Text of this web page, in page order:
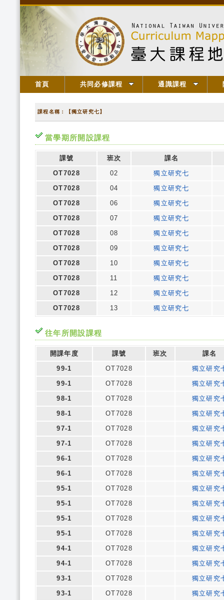
首頁 共同必修課程 通識課程
課程名稱：【獨立研究七】
當學期所開設課程
課號 班次
課名
OT7028
02
獨立研究七
OT7028
04
獨立研究七
OT7028
06
獨立研究七
OT7028
07
獨立研究七
OT7028
08
獨立研究七
OT7028
09
獨立研究七
OT7028
10
獨立研究七
OT7028
11
獨立研究七
OT7028
12
獨立研究七
OT7028
13 獨立研究七
往年所開設課程
開課年度 課號 班次
課名
99-1
OT7028
獨立研究
99-1
OT7028
獨立研究
98-1
OT7028
獨立研究
98-1
OT7028
獨立研究
97-1
OT7028
獨立研究
97-1
OT7028
獨立研究
96-1
OT7028
獨立研究
96-1
OT7028
獨立研究
95-1
OT7028
獨立研究
95-1
OT7028
獨立研究
95-1
OT7028
獨立研究
95-1
OT7028
獨立研究
94-1
OT7028
獨立研究
94-1
OT7028
獨立研究
93-1
OT7028
獨立研究
93-1
OT7028
獨立研究